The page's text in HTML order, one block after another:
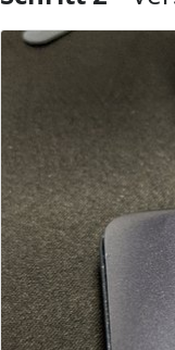
Kommentar